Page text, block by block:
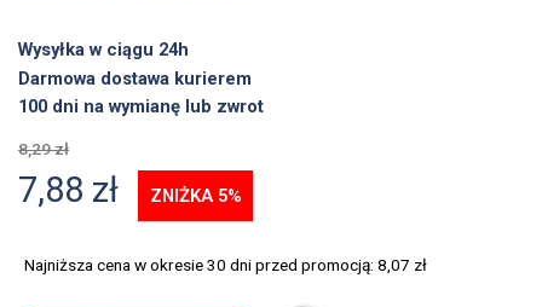
Wysyłka w ciągu 24h
Darmowa dostawa kurierem
100 dni na wymianę lub zwrot
8,29 zł
7,88 zł ZNIŻKA 5%
Najniższa cena w okresie 30 dni przed promocją: 8,07 zł